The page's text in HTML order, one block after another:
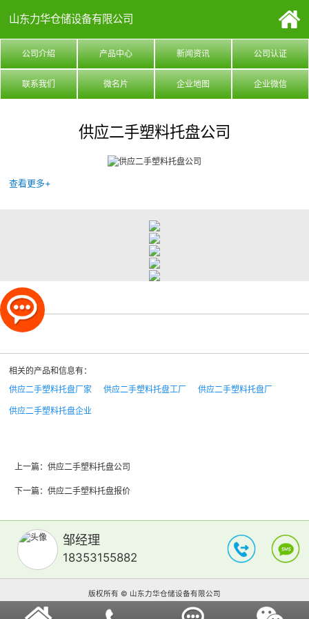
山东力华仓储设备有限公司
公司介绍 产品中心 新闻资讯 公司认证
联系我们 微名片 企业地图 企业微信
供应二手塑料托盘公司
查看更多+
相关的产品和信息有：
供应二手塑料托盘厂家
供应二手塑料托盘工厂 供应二手塑料托盘厂
供应二手塑料托盘企业
上一篇： 供应二手塑料托盘公司
下一篇： 供应二手塑料托盘报价
邹经理
18353155882
版权所有 © 山东力华仓储设备有限公司